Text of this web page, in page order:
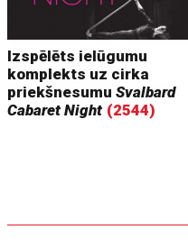
Izspēlēts ielūgumu
komplekts uz cirka
priekšnesumuSvalbard
Cabaret Night (2544)